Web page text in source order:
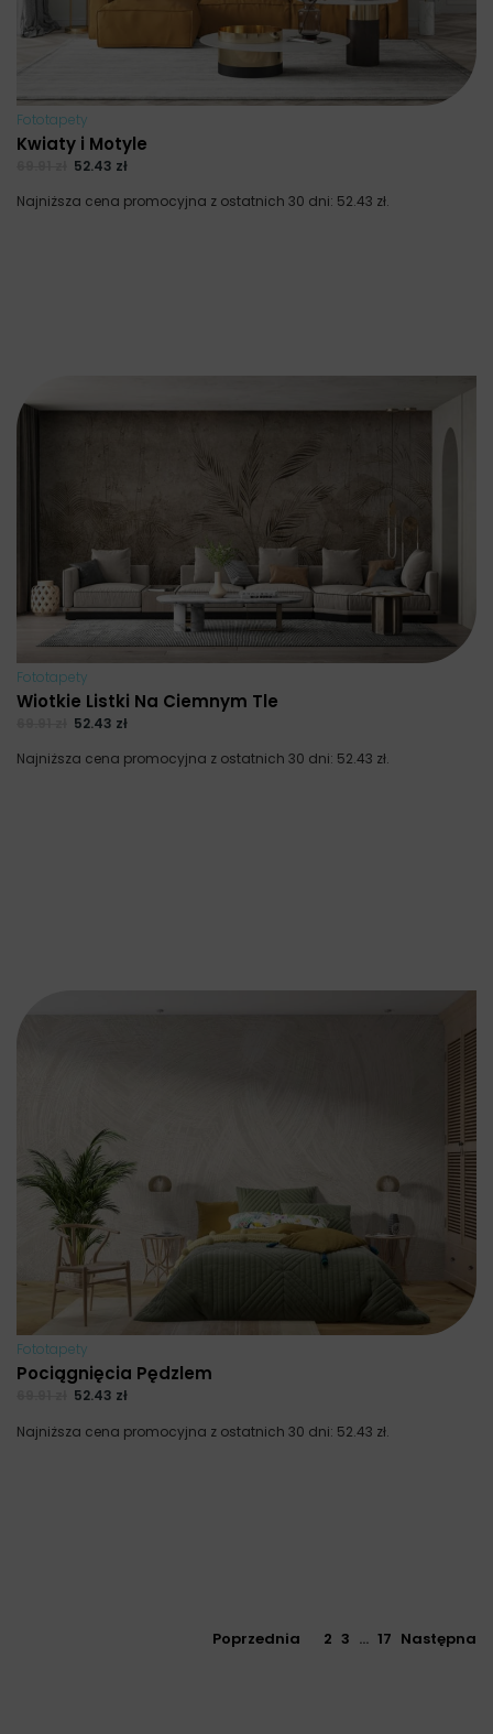
Fototapety
Kwiaty i Motyle
52.43 zł
Najniższa cena promocyjna z ostatnich 30 dni: 52.43 zł.
Fototapety
Wiotkie Listki Na Ciemnym Tle
52.43 zł
Najniższa cena promocyjna z ostatnich 30 dni: 52.43 zł.
Fototapety
Pociągnięcia Pędzlem
52.43 zł
Najniższa cena promocyjna z ostatnich 30 dni: 52.43 zł.
Poprzednia 2 3 … 17 Następna